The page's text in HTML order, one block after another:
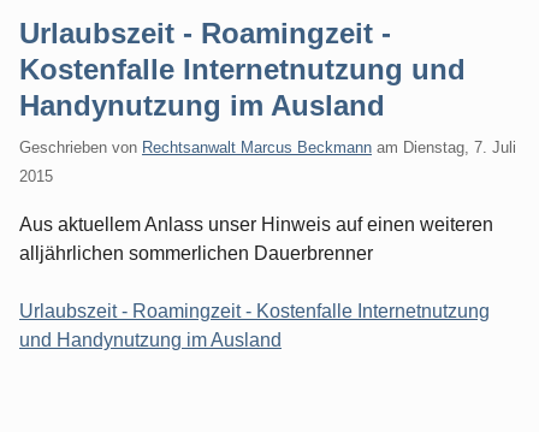
Urlaubszeit - Roamingzeit -
Kostenfalle Internetnutzung und
Handynutzung im Ausland
Geschrieben von Rechtsanwalt Marcus Beckmann am Dienstag, 7. Juli
2015
Aus aktuellem Anlass unser Hinweis auf einen weiteren
alljährlichen sommerlichen Dauerbrenner
Urlaubszeit - Roamingzeit - Kostenfalle Internetnutzung
und Handynutzung im Ausland